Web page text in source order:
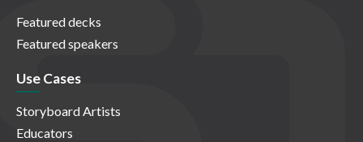
Featured decks
Featured speakers
Use Cases
Storyboard Artists
Educators